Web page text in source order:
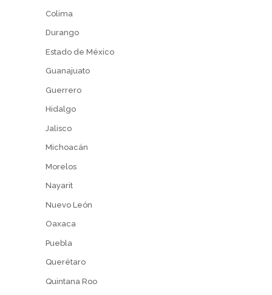
Colima
Durango
Estado de México
Guanajuato
Guerrero
Hidalgo
Jalisco
Michoacán
Morelos
Nayarit
Nuevo León
Oaxaca
Puebla
Querétaro
Quintana Roo